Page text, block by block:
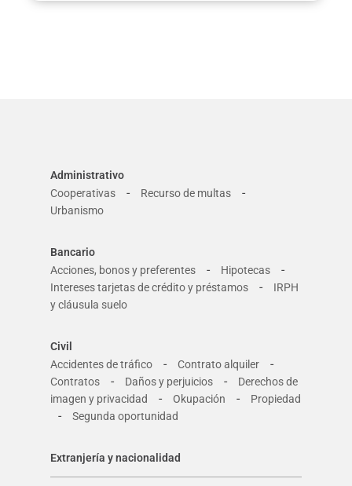
Administrativo
Cooperativas
- Recurso de multas -
Urbanismo
Bancario
Acciones, bonos y preferentes
- Hipotecas -
Intereses tarjetas de crédito y préstamos -
IRPH
y cláusula suelo
Civil
Accidentes de tráfico
- Contrato alquiler -
Contratos - Daños y perjuicios -
Derechos de
imagen y privacidad
- Okupación - Propiedad
- Segunda oportunidad
Extranjería y nacionalidad